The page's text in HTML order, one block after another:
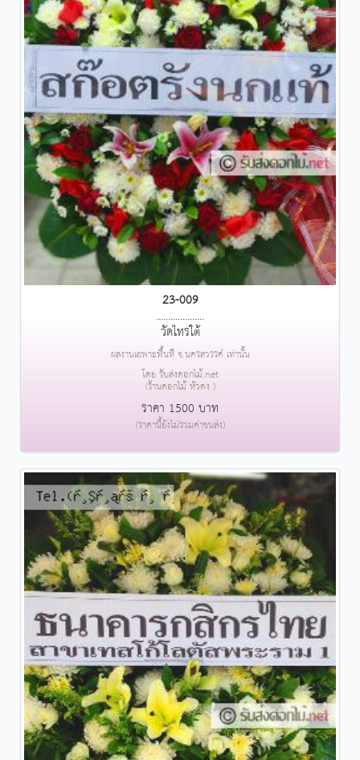
23-009
....................
วัดไทรใต้
ผลงานเฉพาะพื้นที่ จ.นครสวรรค์ เท่านั้น
โดย รับส่งดอกไม้.net
(ร้านดอกไม้ หัวดง )
ราคา 1500 บาท
(ราคานี้ยังไม่รวมค่าขนส่ง)